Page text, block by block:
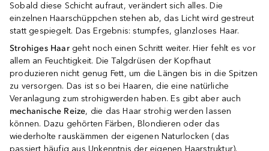
Sobald diese Schicht aufraut, verändert sich alles. Die
einzelnen Haarschüppchen stehen ab, das Licht wird gestreut
statt gespiegelt. Das Ergebnis: stumpfes, glanzloses Haar.
Strohiges Haargeht noch einen Schritt weiter. Hier fehlt es vor
allem an Feuchtigkeit. Die Talgdrüsen der Kopfhaut
produzieren nicht genug Fett, um die Längen bis in die Spitzen
zu versorgen. Das ist so bei Haaren, die eine natürliche
Veranlagung zum strohigwerden haben. Es gibt aber auch
mechanische Reize, die das Haar strohig werden lassen
können. Dazu gehörten Färben, Blondieren oder das
wiederholte rauskämmen der eigenen Naturlocken (das
passiert häufig aus Unkenntnis der eigenen Haarstruktur).